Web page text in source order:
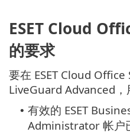
ESET Cloud
的要求
要在 ESET Cloud Office
LiveGuard Advanced，
• 有效的 ESET
Administrator 帐户